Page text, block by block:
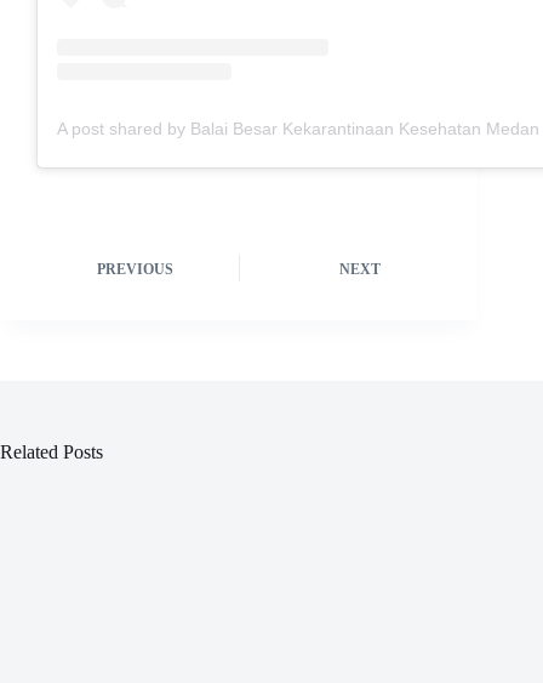
A post shared by Balai Besar Kekarantinaan Kesehatan
PREVIOUS NEXT
Related Posts